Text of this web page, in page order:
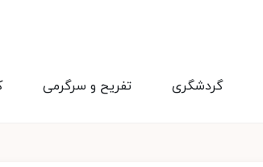
تفریح و سرگرمی گردشگری